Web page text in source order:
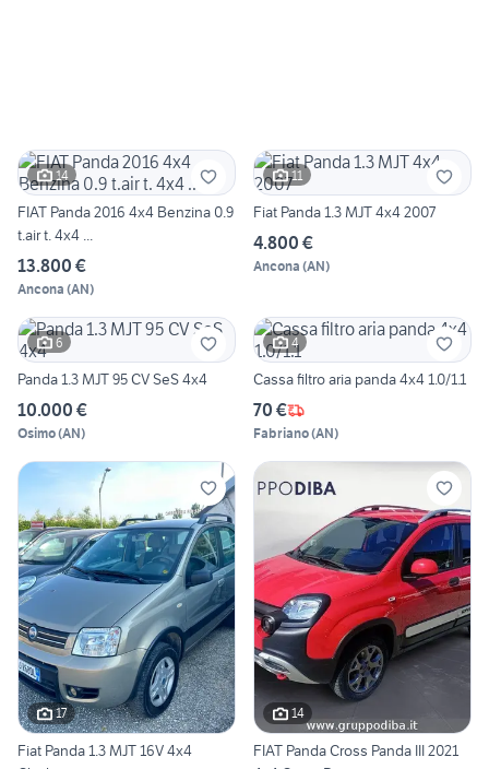
14
FIAT Panda 2016 4x4 Benzina 0.9
t.air t. 4x4 ...
13.800 €
Ancona (AN)
11
Fiat Panda 1.3 MJT 4x4 2007
4.800 €
Ancona (AN)
6
Panda 1.3 MJT 95 CV SeS 4x4
10.000 €
Osimo(AN)
4
Cassa filtro aria panda 4x4 1.0/1.1
70 €
Fabriano(AN)
17
Fiat Panda 1.3 MJT 16V 4x4
14
FIAT Panda Cross Panda III 2021